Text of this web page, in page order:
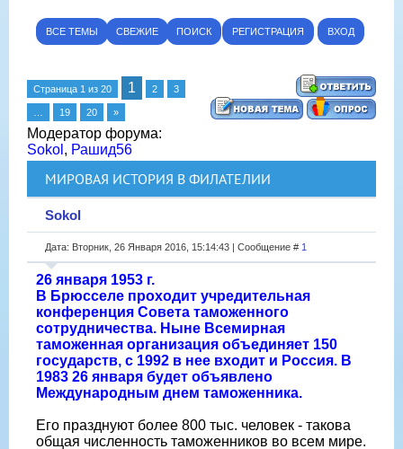
ВСЕ ТЕМЫ СВЕЖИЕ ПОИСК РЕГИСТРАЦИЯ ВХОД
Страница 1 из 20 1 2 3
19 20 »
Модератор форума:
Sokol , Рашид56
МИРОВАЯ ИСТОРИЯ В ФИЛАТЕЛИИ
Sokol
Дата: Вторник, 26 Января 2016, 15:14:43 | Сообщение # 1
26 января 1953 г.
В Брюсселе проходит учредительная
конференция Совета таможенного
сотрудничества. Ныне Всемирная
таможенная организация объединяет 150
государств, с 1992 в нее входит и Россия. В
1983 26 января будет объявлено
Международным днем таможенника.
Его празднуют более 800 тыс. человек - такова
общая численность таможенников во всем мире.